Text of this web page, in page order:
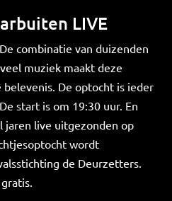
LIVE
combinatie van duizenden
muziek maakt deze
De optocht is ieder
start is om 19:30 uur. En
jaren live uitgezonden op
wordt
de Deurzetters.